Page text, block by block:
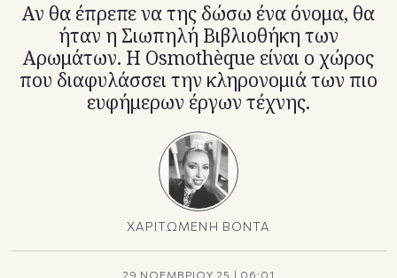
Αν θα έπρεπε να της δώσω ένα όνομα, θα
ήταν η Σιωπηλή Βιβλιοθήκη των
Αρωμάτων. Η Osmothèque είναι ο χώρος
που διαφυλάσσει την κληρονομιά των πιο
ευφήμερων έργων τέχνης.
ΧΑΡΙΤΩΜΕΝΗ ΒΟΝΤΑ
29 ΝΟΕΜΒΡΙΟΥ 25 | 06:01